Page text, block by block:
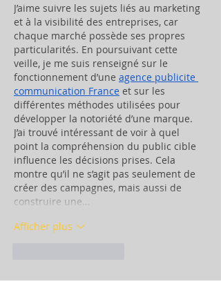
J’aime suivre les sujets liés au marketing
et à la visibilité des entreprises, car
chaque marché possède ses propres
particularités. En poursuivant cette
veille, je me suis renseigné sur le
fonctionnement d’une agence publicite
communication France et sur les
différentes méthodes utilisées pour
développer la notoriété d’une marque.
J’ai trouvé intéressant de voir à quel
point la compréhension du public cible
influence les décisions prises. Cela
montre qu’il ne s’agit pas seulement de
créer des campagnes, mais aussi de
construire une…
Afficher plus